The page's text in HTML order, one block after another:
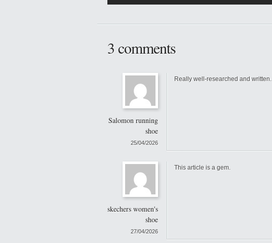
3 comments
Salomon running
shoe
25/04/2026
Really well-researched and written.
skechers women's
shoe
27/04/2026
This article is a gem.